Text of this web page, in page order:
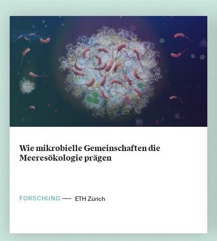
Wie mikrobielle Gemeinschaften die
Meeresökologie prägen
FORSCHUNG ETH Zürich